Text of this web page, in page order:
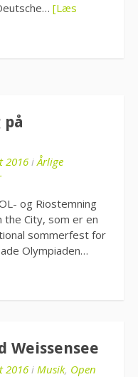
[Læs
på
2016 i Årlige
og Riostemning
the City, som er en
sommerfest for
Olympiaden…
Weissensee
2016 i Musik, Open